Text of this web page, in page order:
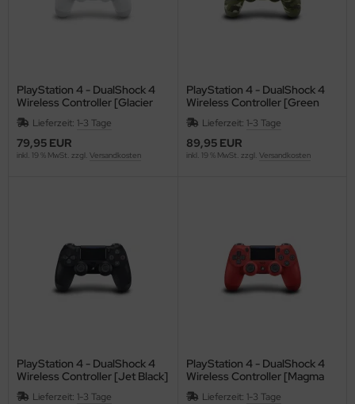
PlayStation 4 - DualShock 4
Wireless Controller [Glacier
White]
Lieferzeit: 1-3 Tage
79,95 EUR
inkl. 19 % MwSt. zzgl. Versandkosten
PlayStation 4 - DualShock 4
Wireless Controller [Green
Camouflage]
Lieferzeit: 1-3 Tage
89,95 EUR
inkl. 19 % MwSt. zzgl. Versandkosten
PlayStation 4 - DualShock 4
Wireless Controller [Jet Black]
Lieferzeit: 1-3 Tage
PlayStation 4 - DualShock 4
Wireless Controller [Magma
Red]
Lieferzeit: 1-3 Tage